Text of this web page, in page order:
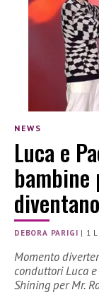
NEWS
Luca e
bambine
DEBORA PARIGI | 1
Momento
conduttori Luca
Shining per Mr.